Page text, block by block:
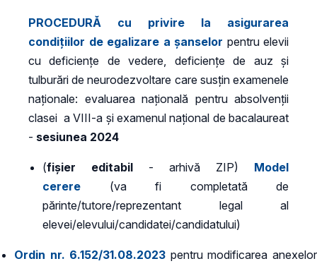
PROCEDURĂ cu privire la asigurarea
condițiilor de egalizare a șanselor pentru elevii
cu deficiențe de vedere, deficiențe de auz și
tulburări de neurodezvoltare care susțin examenele
naționale: evaluarea națională pentru absolvenții
clasei a VIII-a și examenul național de bacalaureat
- sesiunea 2024
(fișier editabil - arhivă ZIP) Model
cerere
(va fi completată de
părinte/tutore/reprezentant legal al
elevei/elevului/candidatei/candidatului)
Ordin nr. 6.152/31.08.2023 pentru modificarea anexelor